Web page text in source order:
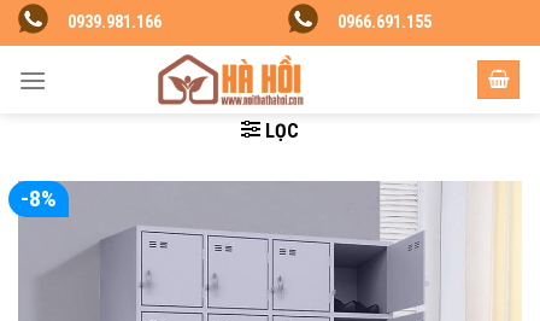
Skip
to
content
0939.981.166 0966.691.155
LỌC
-8%